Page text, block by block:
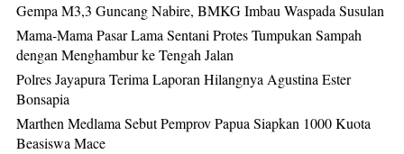
Gempa M3,3 Guncang Nabire, BMKG Imbau Waspada Susulan
Mama-Mama Pasar Lama Sentani Protes Tumpukan Sampah
dengan Menghambur ke Tengah Jalan
Polres Jayapura Terima Laporan Hilangnya Agustina Ester
Bonsapia
Marthen Medlama Sebut Pemprov Papua Siapkan 1000 Kuota
Beasiswa Mace